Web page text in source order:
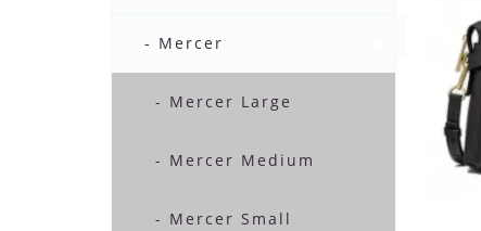
- Mercer
- Mercer Large
- Mercer Medium
- Mercer Small